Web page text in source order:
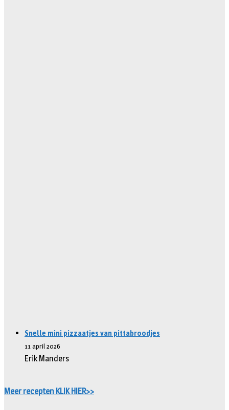
Snelle mini pizzaatjes van pittabroodjes
11 april 2026
Erik Manders
Meer recepten KLIK HIER>>